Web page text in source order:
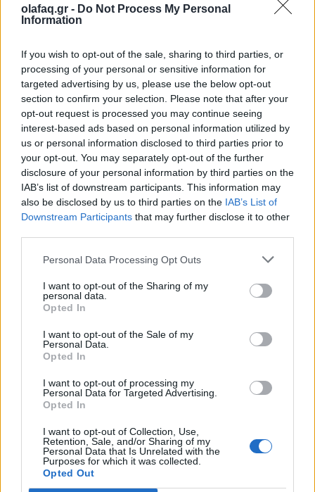
olafaq.gr - Do Not Process My Personal
Information
If you wish to opt-out of the sale, sharing to third parties, or
processing of your personal or sensitive information for
targeted advertising by us, please use the below opt-out
section to confirm your selection. Please note that after your
opt-out request is processed you may continue seeing
interest-based ads based on personal information utilized by
us or personal information disclosed to third parties prior to
your opt-out. You may separately opt-out of the further
disclosure of your personal information by third parties on the
IAB’s list of downstream participants. This information may
also be disclosed by us to third parties on the IAB’s List of
Downstream Participants that may further disclose it to other
Personal Data Processing Opt Outs
I want to opt-out of the Sharing of my
personal data.
Opted In
I want to opt-out of the Sale of my
Personal Data.
Opted In
I want to opt-out of processing my
Personal Data for Targeted Advertising.
Opted In
I want to opt-out of Collection, Use,
Retention, Sale, and/or Sharing of my
Personal Data that Is Unrelated with the
Purposes for which it was collected.
Opted Out
ΑΠΕ-ΜΠΕ
Ακολουθήστε το OLAFAQ
στο Google News
Newsroom
Δείτε επίσης